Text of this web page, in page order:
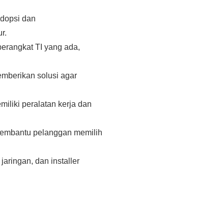
dan
TI yang ada,
solusi agar
peralatan kerja dan
pelanggan memilih
dan installer